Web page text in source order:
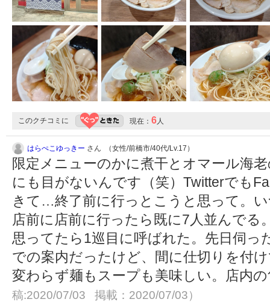
このクチコミに 現在： 6人
はらぺこゆっきー さん （女性/前橋市/40代/Lv.17）
限定メニューのかに煮干とオマール海
にも目がないんです（笑）Twitterでも
きて…終了前に行っとこうと思って。
店前に店前に行ったら既に7人並んでる
思ってたら1巡目に呼ばれた。先日伺っ
での案内だったけど、間に仕切りを付
変わらず麺もスープも美味しい。店内
稿:2020/07/03 掲載：2020/07/03）